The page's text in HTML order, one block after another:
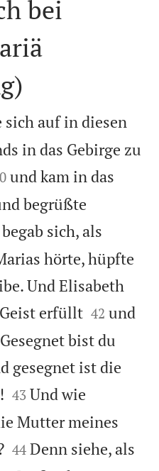
bei
sich auf in diesen
in das Gebirge zu
und kam in das
begrüßte
sich, als
hörte, hüpfte
Und Elisabeth
erfüllt
42 und
bist du
gesegnet ist die


43 Und wie
Mutter meines

44 Denn siehe, als